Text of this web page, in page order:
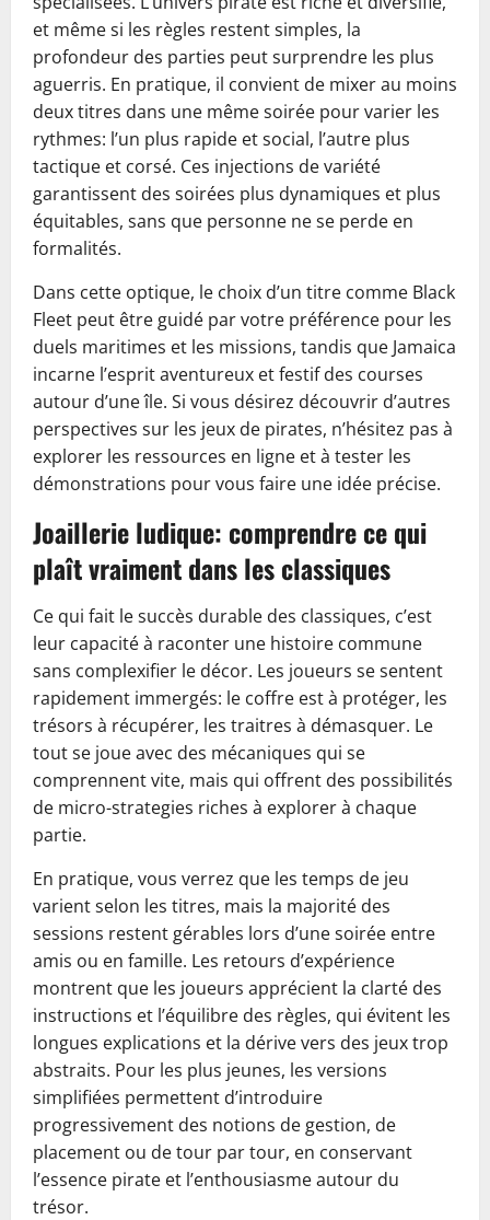
et même si les règles restent simples, la
profondeur des parties peut surprendre les plus
aguerris. En pratique, il convient de mixer au moins
deux titres dans une même soirée pour varier les
rythmes: l’un plus rapide et social, l’autre plus
tactique et corsé. Ces injections de variété
garantissent des soirées plus dynamiques et plus
équitables, sans que personne ne se perde en
formalités.
Dans cette optique, le choix d’un titre comme Black
Fleet peut être guidé par votre préférence pour les
duels maritimes et les missions, tandis que Jamaica
incarne l’esprit aventureux et festif des courses
autour d’une île. Si vous désirez découvrir d’autres
perspectives sur les jeux de pirates, n’hésitez pas à
explorer les ressources en ligne et à tester les
démonstrations pour vous faire une idée précise.
Joaillerie ludique: comprendre ce qui
plaît vraiment dans les classiques
Ce qui fait le succès durable des classiques, c’est
leur capacité à raconter une histoire commune
sans complexifier le décor. Les joueurs se sentent
rapidement immergés: le coffre est à protéger, les
trésors à récupérer, les traitres à démasquer. Le
tout se joue avec des mécaniques qui se
comprennent vite, mais qui offrent des possibilités
de micro-strategies riches à explorer à chaque
partie.
En pratique, vous verrez que les temps de jeu
varient selon les titres, mais la majorité des
sessions restent gérables lors d’une soirée entre
amis ou en famille. Les retours d’expérience
montrent que les joueurs apprécient la clarté des
instructions et l’équilibre des règles, qui évitent les
longues explications et la dérive vers des jeux trop
abstraits. Pour les plus jeunes, les versions
simplifiées permettent d’introduire
progressivement des notions de gestion, de
placement ou de tour par tour, en conservant
l’essence pirate et l’enthousiasme autour du
trésor.